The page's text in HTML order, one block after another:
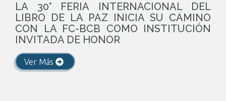
LA 30° FERIA INTERNACIONAL DEL
LIBRO DE LA PAZ INICIA SU CAMINO
CON LA FC-BCB COMO INSTITUCIÓN
INVITADA DE HONOR
Ver Más